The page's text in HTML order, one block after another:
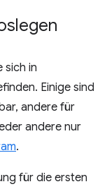
sich in
Einige sind
andere für
andere nur
.
für die ersten